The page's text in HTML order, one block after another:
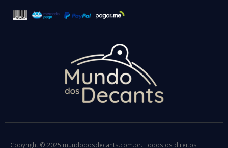
Copyright © 2025 mundodosdecants.com.br. Todos os direitos